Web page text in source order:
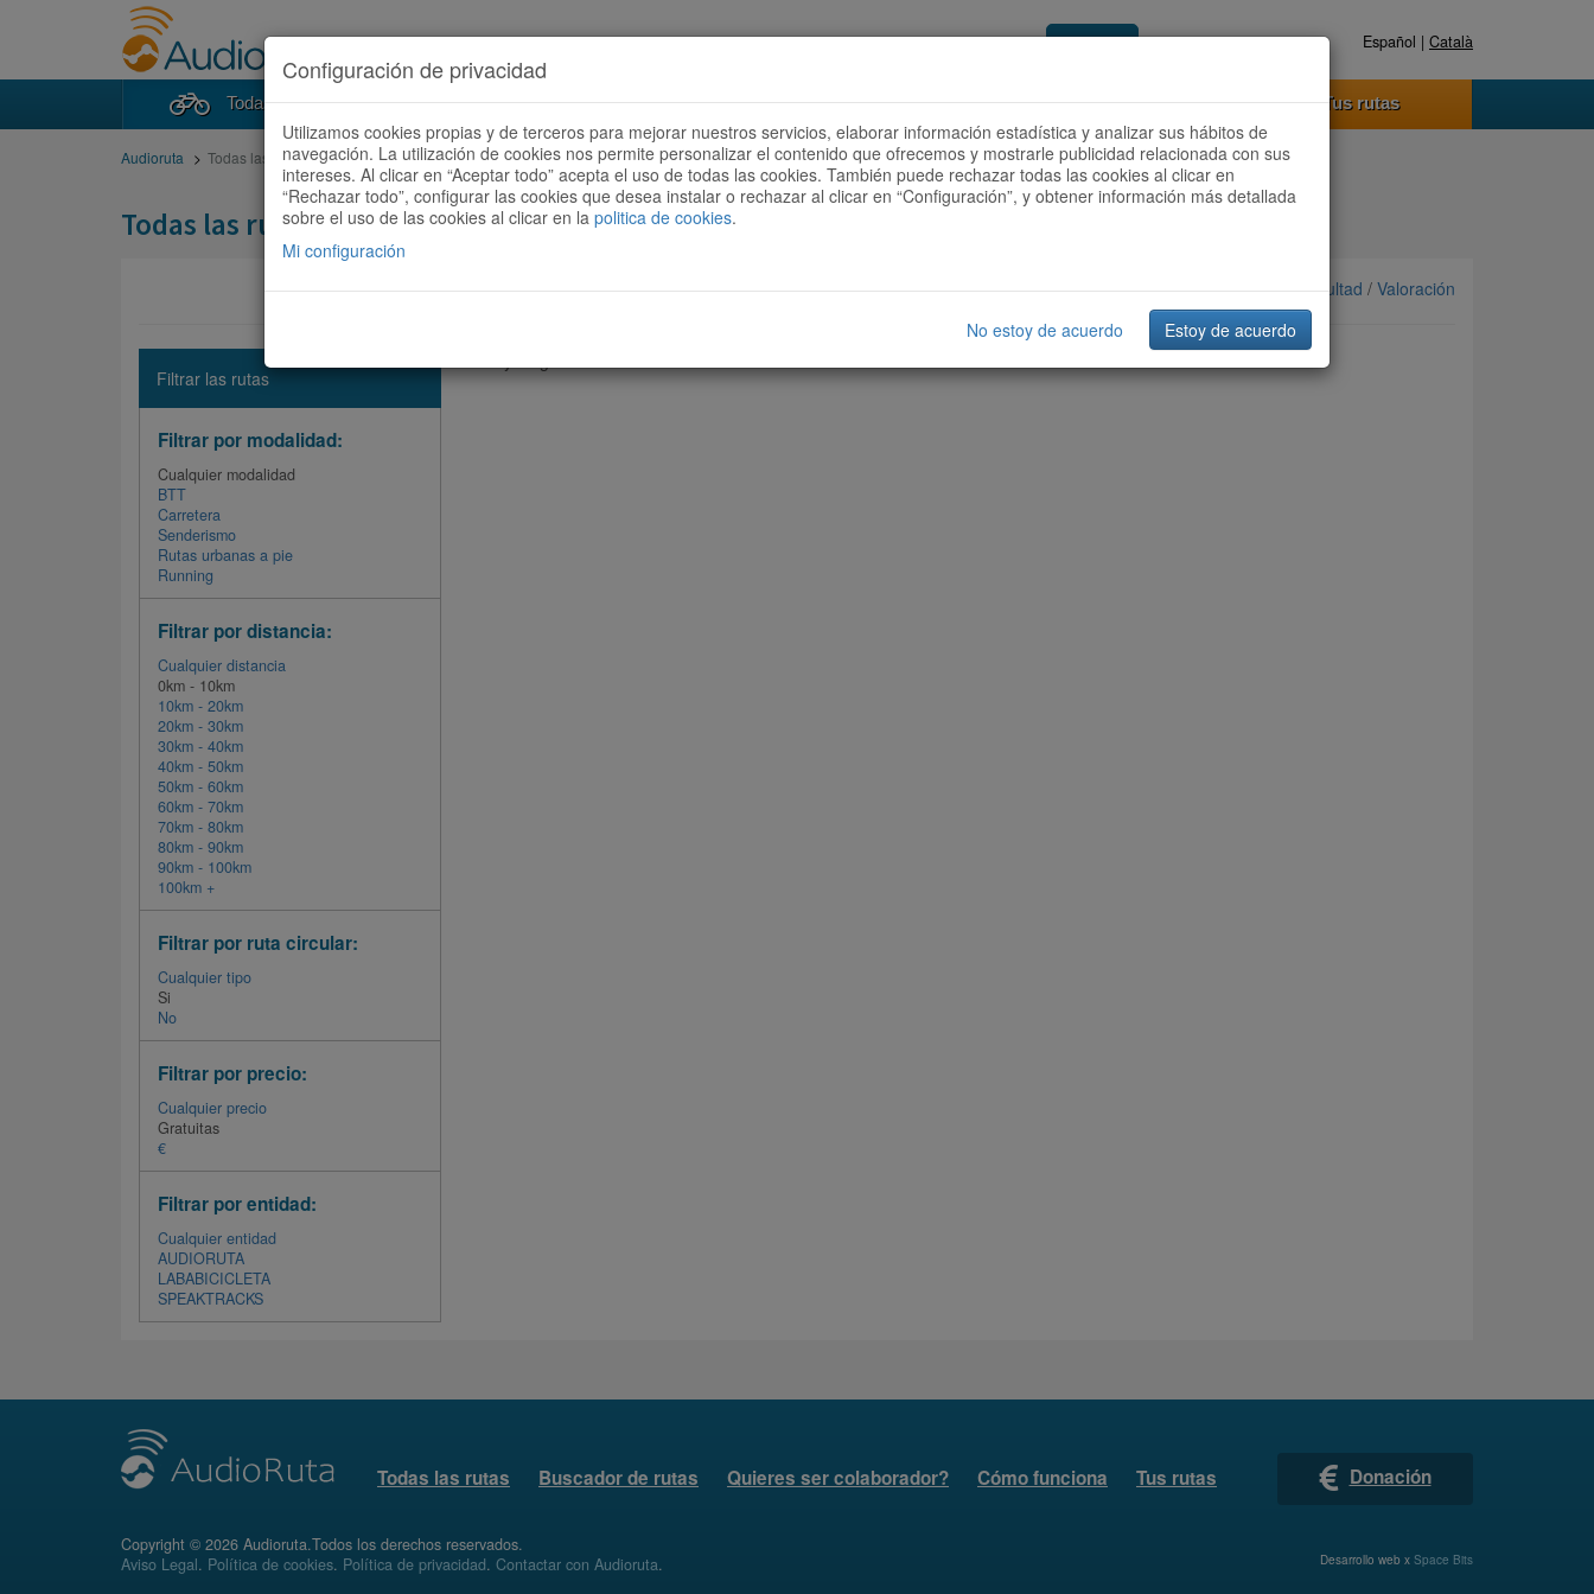
Acceder Registrate ahora Español | Català
Todas las rutas Buscador de rutas Quieres ser colaborador? Cómo funciona Tus rutas
Audioruta Todas las rutas
Todas las rutas
Ordenar por: Más recientes /Dificultad / Valoración
Filtrar las rutas
Filtrar por modalidad:
Cualquier modalidad
BTT
Carretera
Senderismo
Rutas urbanas a pie
Running
Filtrar por distancia:
Cualquier distancia
0km - 10km
10km - 20km
20km - 30km
30km - 40km
40km - 50km
50km - 60km
60km - 70km
70km - 80km
80km - 90km
90km - 100km
100km +
Filtrar por ruta circular:
Cualquier tipo
Si
No
Filtrar por precio:
Cualquier precio
Gratuitas
€
Filtrar por entidad:
Cualquier entidad
AUDIORUTA
LABABICICLETA
SPEAKTRACKS
Todas las rutas Buscador de rutas Quieres ser colaborador? Cómo funciona Tus rutas Donación
Copyright © 2026 Audioruta.Todos los derechos reservados.
Aviso Legal. Política de cookies. Política de privacidad. Contactar con Audioruta. Desarrollo web x Space Bits
Configuración de privacidad
Utilizamos cookies propias y de terceros para mejorar nuestros servicios, elaborar información estadística y analizar sus hábitos de
navegación. La utilización de cookies nos permite personalizar el contenido que ofrecemos y mostrarle publicidad relacionada con sus
intereses. Al clicar en “Aceptar todo” acepta el uso de todas las cookies. También puede rechazar todas las cookies al clicar en
“Rechazar todo”, configurar las cookies que desea instalar o rechazar al clicar en “Configuración”, y obtener información más detallada
sobre el uso de las cookies al clicar en la politica de cookies.
Mi configuración
No estoy de acuerdo Estoy de acuerdo